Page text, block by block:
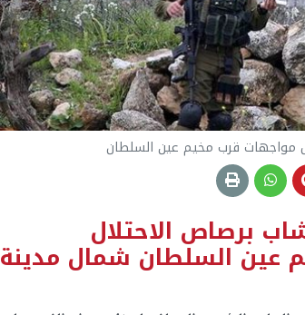
مواجهات قرب مخيم عين السلطان
برصاص الاحتلال
عين السلطان شمال مدينة